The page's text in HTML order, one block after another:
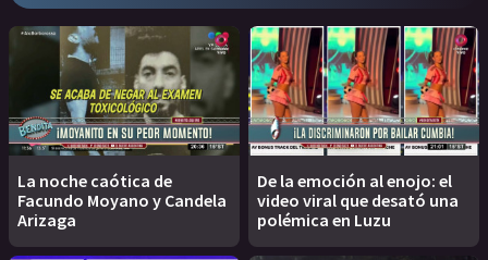
La noche caótica de
Facundo Moyano y Candela
Arizaga
De la emoción al enojo: el
video viral que desató una
polémica en Luzu